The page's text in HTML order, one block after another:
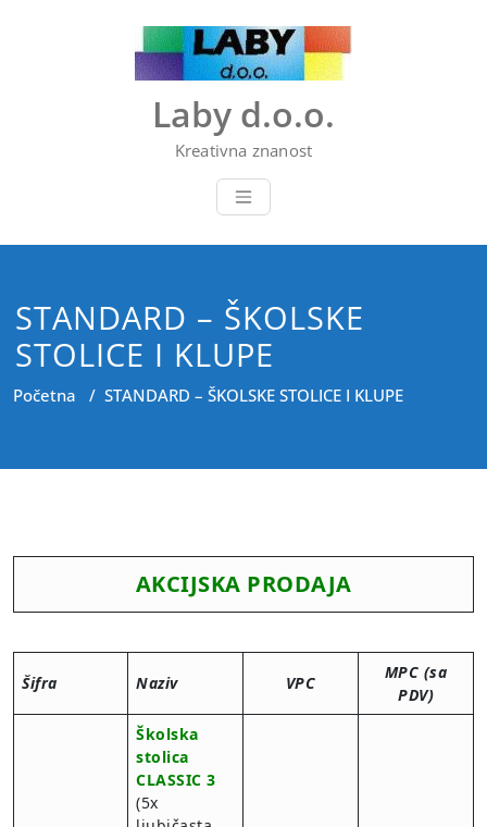
Laby d.o.o.
Kreativna znanost
STANDARD – ŠKOLSKE
STOLICE I KLUPE
Početna / STANDARD – ŠKOLSKE STOLICE I KLUPE
AKCIJSKA PRODAJA
Šifra Naziv VPC
MPC (sa
PDV)
Školska
stolica
CLASSIC 3
(5x